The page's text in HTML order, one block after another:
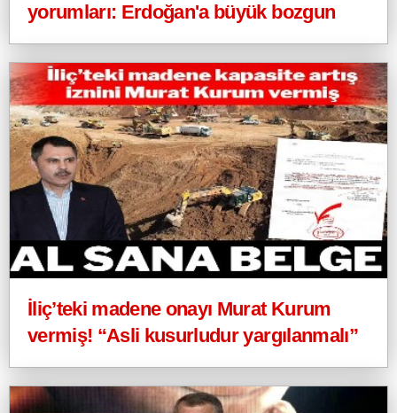
yorumları: Erdoğan'a büyük bozgun
İliç’teki madene onayı Murat Kurum
vermiş! “Asli kusurludur yargılanmalı”